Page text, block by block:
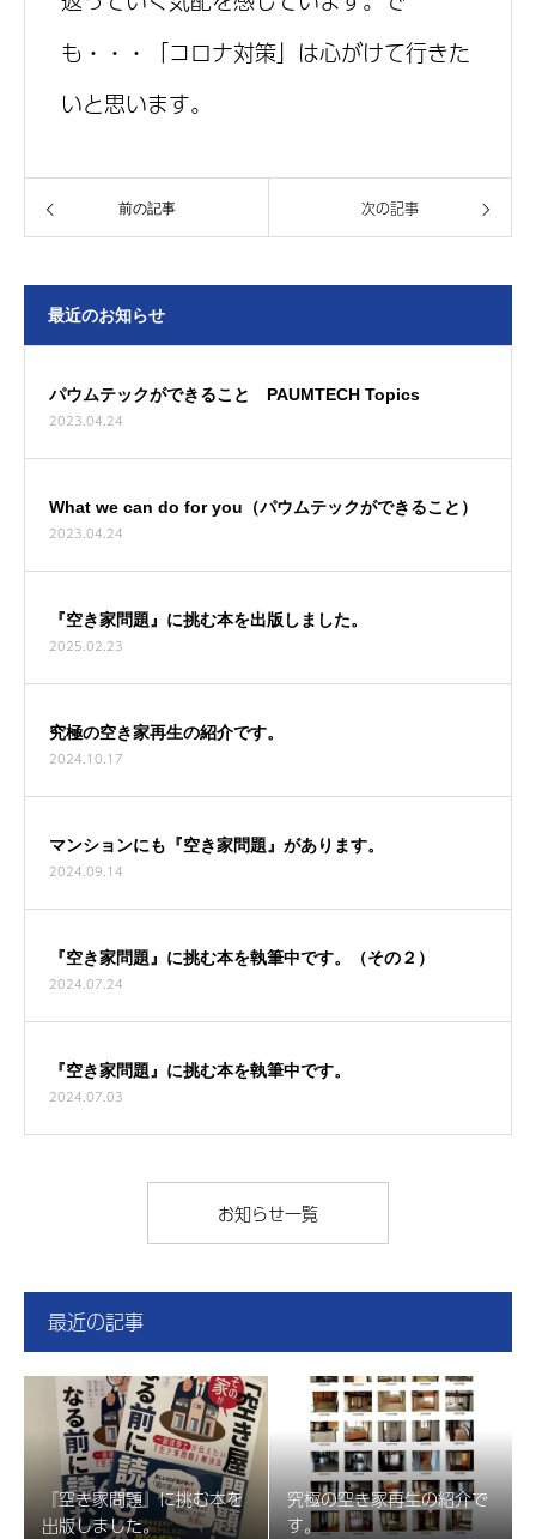
も・・・「コロナ対策」は心がけて行きた
いと思います。
前の記事 次の記事
最近のお知らせ
パウムテックができること PAUMTECH Topics
2023.04.24
What we can do for you（パウムテックができること）
2023.04.24
『空き家問題』に挑む本を出版しました。
2025.02.23
究極の空き家再生の紹介です。
2024.10.17
マンションにも『空き家問題』があります。
2024.09.14
『空き家問題』に挑む本を執筆中です。（その２）
2024.07.24
『空き家問題』に挑む本を執筆中です。
2024.07.03
お知らせ一覧
最近の記事
『空き家問題』に挑む本を
出版しました。
究極の空き家再生の紹介で
す。